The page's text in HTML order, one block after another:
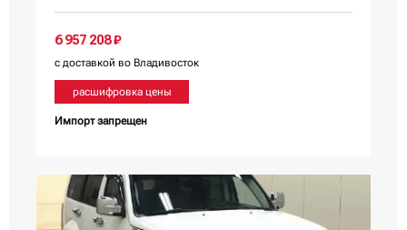
6 957 208 ₽
с доставкой во Владивосток
расшифровка цены
Импорт запрещен